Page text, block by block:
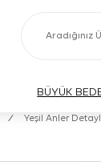
BÜYÜK
/ Yeşil Anler